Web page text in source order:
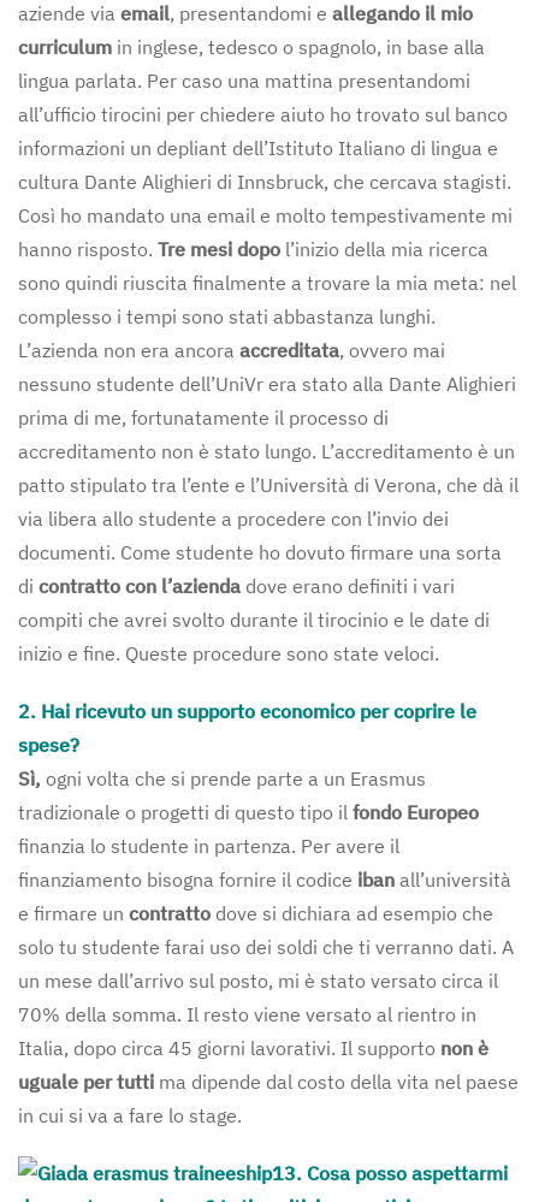
aziende via email, presentandomi e allegando il mio
curriculum in inglese, tedesco o spagnolo, in base alla
lingua parlata. Per caso una mattina presentandomi
all’ufficio tirocini per chiedere aiuto ho trovato sul banco
informazioni un depliant dell’Istituto Italiano di lingua e
cultura Dante Alighieri di Innsbruck, che cercava stagisti.
Così ho mandato una email e molto tempestivamente mi
hanno risposto. Tre mesi dopo l’inizio della mia ricerca
sono quindi riuscita finalmente a trovare la mia meta: nel
complesso i tempi sono stati abbastanza lunghi.
L’azienda non era ancora accreditata, ovvero mai
nessuno studente dell’UniVr era stato alla Dante Alighieri
prima di me, fortunatamente il processo di
accreditamento non è stato lungo. L’accreditamento è un
patto stipulato tra l’ente e l’Università di Verona, che dà il
via libera allo studente a procedere con l’invio dei
documenti. Come studente ho dovuto firmare una sorta
di contratto con l’azienda dove erano definiti i vari
compiti che avrei svolto durante il tirocinio e le date di
inizio e fine. Queste procedure sono state veloci.
2. Hai ricevuto un supporto economico per coprire le
spese?
Sì, ogni volta che si prende parte a un Erasmus
tradizionale o progetti di questo tipo il fondo Europeo
finanzia lo studente in partenza. Per avere il
finanziamento bisogna fornire il codice iban all’università
e firmare un contratto dove si dichiara ad esempio che
solo tu studente farai uso dei soldi che ti verranno dati. A
un mese dall’arrivo sul posto, mi è stato versato circa il
70% della somma. Il resto viene versato al rientro in
Italia, dopo circa 45 giorni lavorativi. Il supporto non è
uguale per tutti ma dipende dal costo della vita nel paese
in cui si va a fare lo stage.
3. Cosa posso aspettarmi